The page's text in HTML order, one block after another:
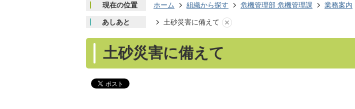
現在の位置 ホーム 組織から探す 危機管理部 危機管理課 業務案内
あしあと 土砂災害に備えて
土砂災害に備えて